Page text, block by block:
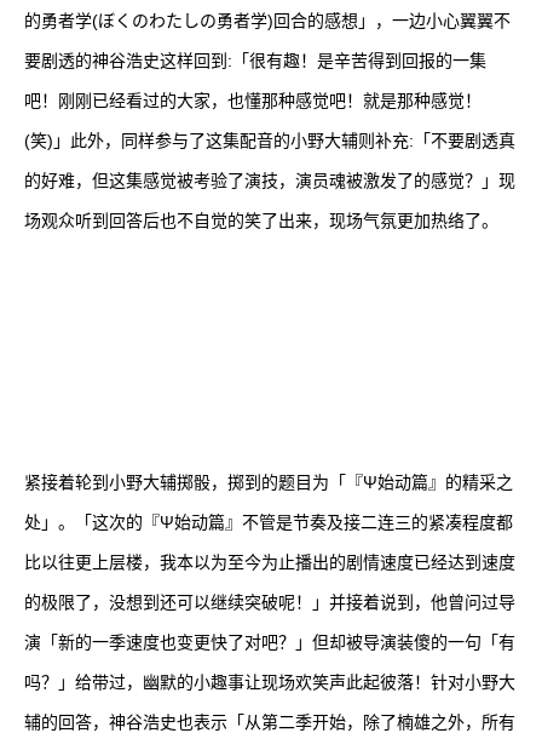
的勇者学(ぼくのわたしの勇者学)回合的感想」，一边小心翼翼不
要剧透的神谷浩史这样回到:「很有趣！是辛苦得到回报的一集
吧！刚刚已经看过的大家，也懂那种感觉吧！就是那种感觉！
(笑)」此外，同样参与了这集配音的小野大辅则补充:「不要剧透真
的好难，但这集感觉被考验了演技，演员魂被激发了的感觉？」现
场观众听到回答后也不自觉的笑了出来，现场气氛更加热络了。
紧接着轮到小野大辅掷骰，掷到的题目为「『Ψ始动篇』的精采之
处」。「这次的『Ψ始动篇』不管是节奏及接二连三的紧凑程度都
比以往更上层楼，我本以为至今为止播出的剧情速度已经达到速度
的极限了，没想到还可以继续突破呢！」并接着说到，他曾问过导
演「新的一季速度也变更快了对吧？」但却被导演装傻的一句「有
吗？」给带过，幽默的小趣事让现场欢笑声此起彼落！针对小野大
辅的回答，神谷浩史也表示「从第二季开始，除了楠雄之外，所有